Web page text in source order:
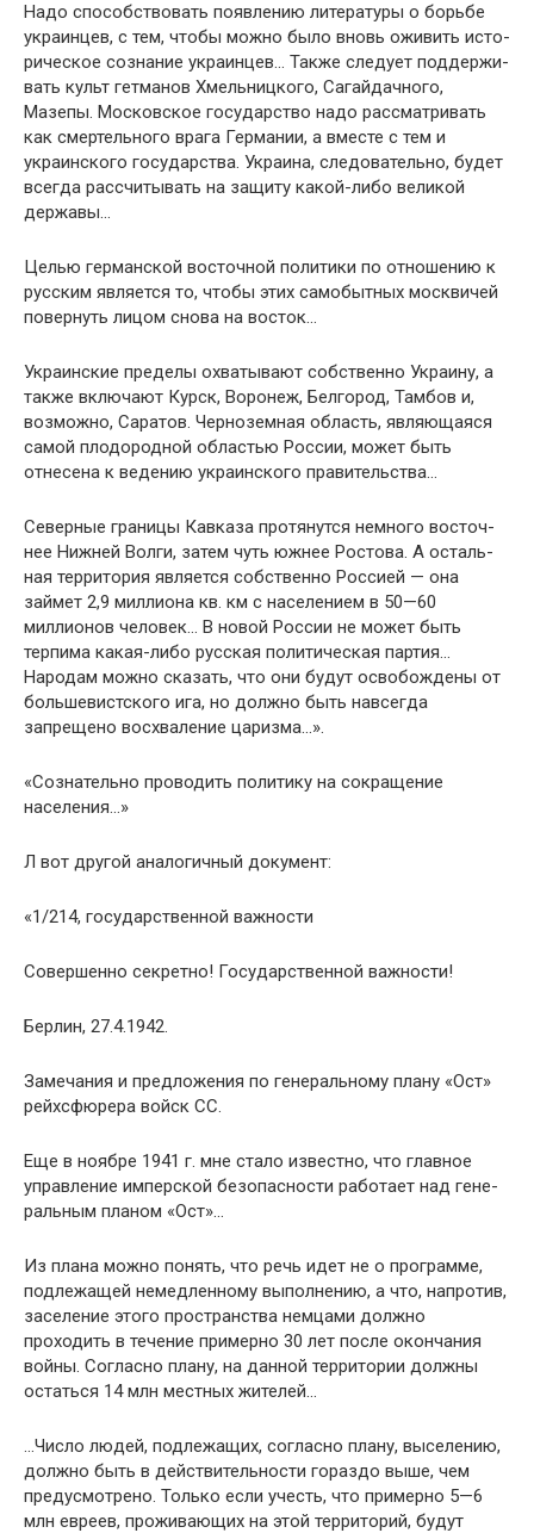
Надо способствовать появлению литературы о борьбе
украинцев, с тем, чтобы можно было вновь оживить исто­
рическое сознание украинцев… Также следует поддержи­
вать культ гетманов Хмельницкого, Сагайдачного,
Мазепы. Московское государство надо рассматривать
как смертель­ного врага Германии, а вместе с тем и
украинского государ­ства. Украина, следовательно, будет
всегда рассчитывать на защиту какой-либо великой
державы…
Целью германской восточной политики по отношению к
русским является то, чтобы этих самобытных москвичей
повернуть лицом снова на восток…
Украинские пределы охватывают собственно Украину, а
также включают Курск, Воронеж, Белгород, Тамбов и,
воз­можно, Саратов. Черноземная область, являющаяся
самой плодородной областью России, может быть
отнесена к ве­дению украинского правительства…
Северные границы Кавказа протянутся немного восточ­
нее Нижней Волги, затем чуть южнее Ростова. А осталь­
ная территория является собственно Россией — она
займет 2,9 миллиона кв. км с населением в 50—60
миллионов че­ловек… В новой России не может быть
терпима какая-либо русская политическая партия…
Народам можно сказать, что они будут освобождены от
большевистского ига, но должно быть навсегда
запрещено восхваление царизма…».
«Сознательно проводить политику на сокращение
населения…»
Л вот другой аналогичный документ:
«1/214, государственной важности
Совершенно секретно! Государственной важности!
Берлин, 27.4.1942.
Замечания и предложения по генеральному плану «Ост»
рейхсфюрера войск СС.
Еще в ноябре 1941 г. мне стало известно, что главное
управление имперской безопасности работает над гене­
ральным планом «Ост»…
Из плана можно понять, что речь идет не о программе,
подле­жащей немедленному выполнению, а что, напротив,
заселение этого пространства немцами должно
проходить в течение при­мерно 30 лет после окончания
войны. Согласно плану, на дан­ной территории должны
остаться 14 млн местных жителей…
…Число людей, подлежащих, согласно плану, выселе­нию,
должно быть в действительности гораздо выше, чем
предусмотрено. Только если учесть, что примерно 5—6
млн евреев, проживающих на этой территорий, будут